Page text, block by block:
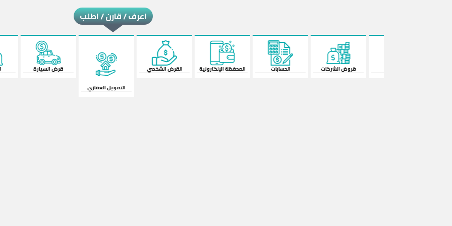
اعرف / قارن / اطلب
قروض الشركات الحسابات المحفظة الإلكترونية
القرض الشخصي
التمويل العقاري
قرض السيارة